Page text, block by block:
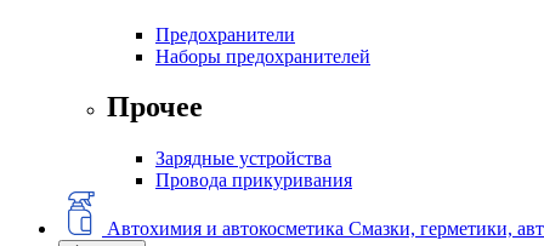
Предохранители
Наборы предохранителей
Прочее
Зарядные устройства
Провода прикуривания
Автохимия и автокосметика Смазки, герметики,